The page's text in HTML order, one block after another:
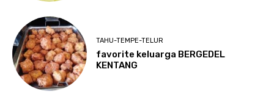
TAHU-TEMPE-TELUR
favorite keluarga BERGEDEL
KENTANG